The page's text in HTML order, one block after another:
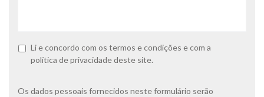
P
t
Li e concordo com os termos e condições e com a
política de privacidadedeste site.
Os dados pessoais fornecidos neste formulário serão